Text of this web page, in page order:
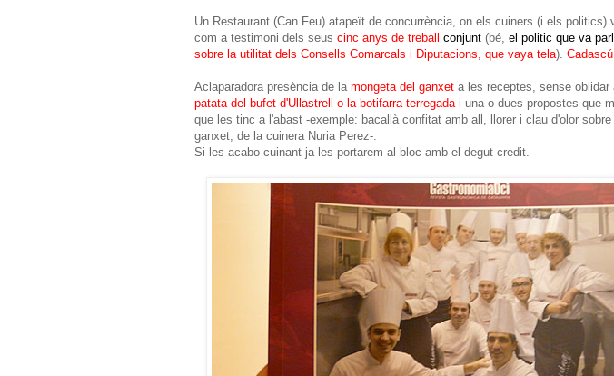
Un Restaurant (Can Feu) atapeït de concurrència, on els cuiners (i els politics)
com a testimoni dels seus cinc anys de treball conjunt (bé, el politic que va
sobre la utilitat dels Consells Comarcals i Diputacions, que vaya tela).
Aclaparadora presència de la mongeta del ganxet a les receptes, sense
patata del bufet d'Ullastrell o la botifarra terregada i una o dues propostes que
que les tinc a l'abast -exemple: bacallà confitat amb all, llorer i clau d'olor
ganxet, de la cuinera Nuria Perez-.
Si les acabo cuinant ja les portarem al bloc amb el degut credit.